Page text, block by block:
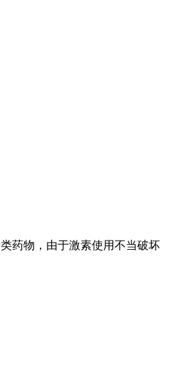
药物，由于激素使用不当破坏